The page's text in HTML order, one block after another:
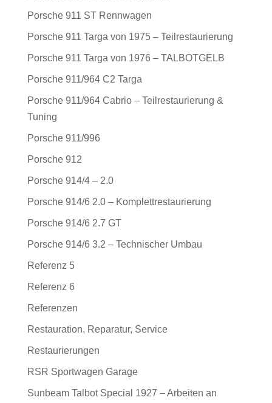
Porsche 911 ST Rennwagen
Porsche 911 Targa von 1975 – Teilrestaurierung
Porsche 911 Targa von 1976 – TALBOTGELB
Porsche 911/964 C2 Targa
Porsche 911/964 Cabrio – Teilrestaurierung &
Tuning
Porsche 911/996
Porsche 912
Porsche 914/4 – 2.0
Porsche 914/6 2.0 – Komplettrestaurierung
Porsche 914/6 2.7 GT
Porsche 914/6 3.2 – Technischer Umbau
Referenz 5
Referenz 6
Referenzen
Restauration, Reparatur, Service
Restaurierungen
RSR Sportwagen Garage
Sunbeam Talbot Special 1927 – Arbeiten an